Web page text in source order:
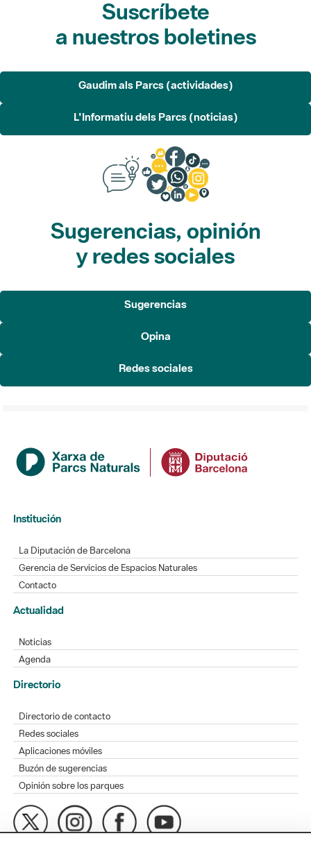
Suscríbete
a nuestros boletines
Gaudim als Parcs (actividades)
L'Informatiu dels Parcs (noticias)
Sugerencias, opinión
y redes sociales
Sugerencias
Opina
Redes sociales
Institución
La Diputación de Barcelona
Gerencia de Servicios de Espacios Naturales
Contacto
Actualidad
Noticias
Agenda
Directorio
Directorio de contacto
Redes sociales
Aplicaciones móviles
Buzón de sugerencias
Opinión sobre los parques